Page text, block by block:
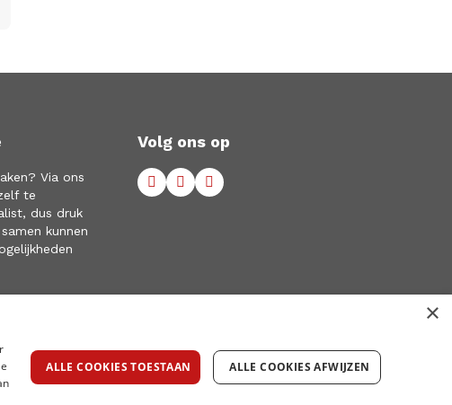
Via ons
te
dus druk
kunnen
Volg ons op
© RED Recruitment 2022
×
ALLE COOKIES TOESTAAN ALLE COOKIES AFWIJZEN